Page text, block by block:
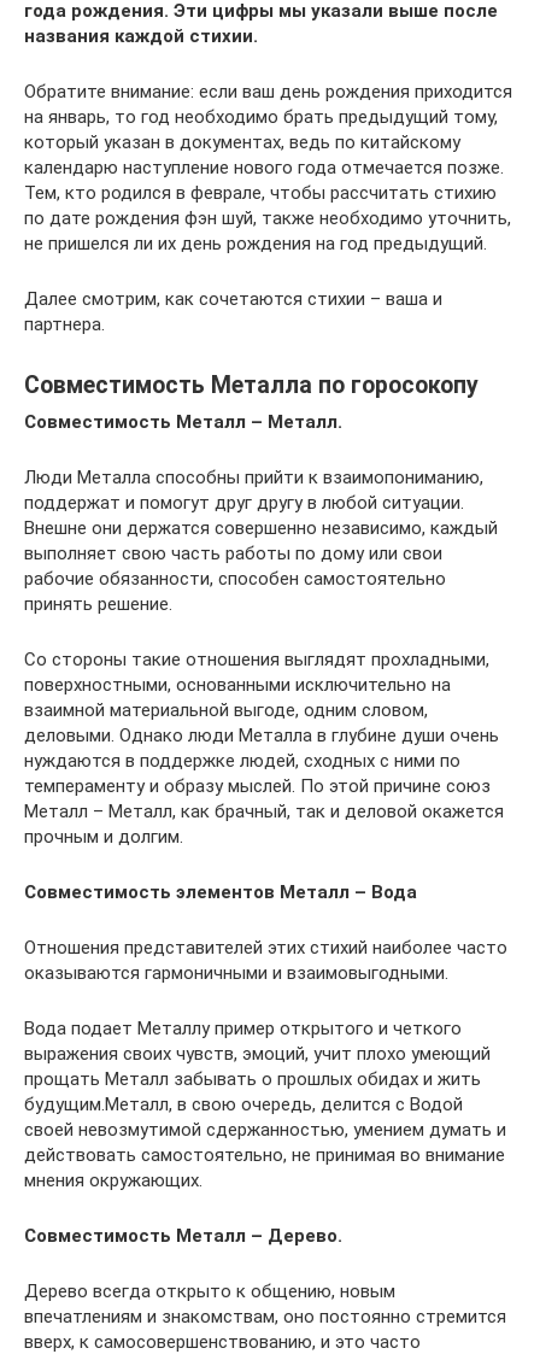
года рождения. Эти цифры мы указали выше после
названия каждой стихии.
Обратите внимание: если ваш день рождения приходится
на январь, то год необходимо брать предыдущий тому,
который указан в документах, ведь по китайскому
календарю наступление нового года отмечается позже.
Тем, кто родился в феврале, чтобы рассчитать стихию
по дате рождения фэн шуй, также необходимо уточнить,
не пришелся ли их день рождения на год предыдущий.
Далее смотрим, как сочетаются стихии – ваша и
партнера.
Совместимость Металла по горосокопу
Совместимость Металл – Металл.
Люди Металла способны прийти к взаимопониманию,
поддержат и помогут друг другу в любой ситуации.
Внешне они держатся совершенно независимо, каждый
выполняет свою часть работы по дому или свои
рабочие обязанности, способен самостоятельно
принять решение.
Со стороны такие отношения выглядят прохладными,
поверхностными, основанными исключительно на
взаимной материальной выгоде, одним словом,
деловыми. Однако люди Металла в глубине души очень
нуждаются в поддержке людей, сходных с ними по
темпераменту и образу мыслей. По этой причине союз
Металл – Металл, как брачный, так и деловой окажется
прочным и долгим.
Совместимость элементов Металл – Вода
Отношения представителей этих стихий наиболее часто
оказываются гармоничными и взаимовыгодными.
Вода подает Металлу пример открытого и четкого
выражения своих чувств, эмоций, учит плохо умеющий
прощать Металл забывать о прошлых обидах и жить
будущим.Металл, в свою очередь, делится с Водой
своей невозмутимой сдержанностью, умением думать и
действовать самостоятельно, не принимая во внимание
мнения окружающих.
Совместимость Металл – Дерево.
Дерево всегда открыто к общению, новым
впечатлениям и знакомствам, оно постоянно стремится
вверх, к самосовершенствованию, и это часто